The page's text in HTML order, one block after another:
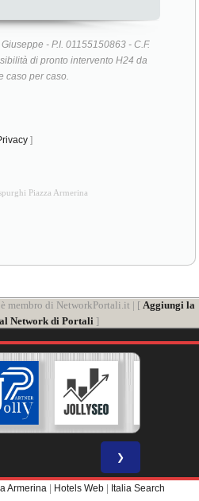
- P.I. 01155150863 - C.F.
di pronto intervento H24 da
caso per caso.
]
Piazza Armerina
membro di NetworkPortali.it | [ Aggiungi la
Network di Portali ]
❯
Armerina | Hotels Web | Italia Search